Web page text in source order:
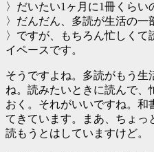
〉だいたい1ヶ月に1冊くらい
〉だんだん、多読が生活の一
〉ですが、もちろん忙しく
イペースです。
そうですよね。多読がもう生
ね。読みたいときに読んで、
おく。それがいいですね。和
てきています。まあ、ちょっ
読もうとはしていますけど。